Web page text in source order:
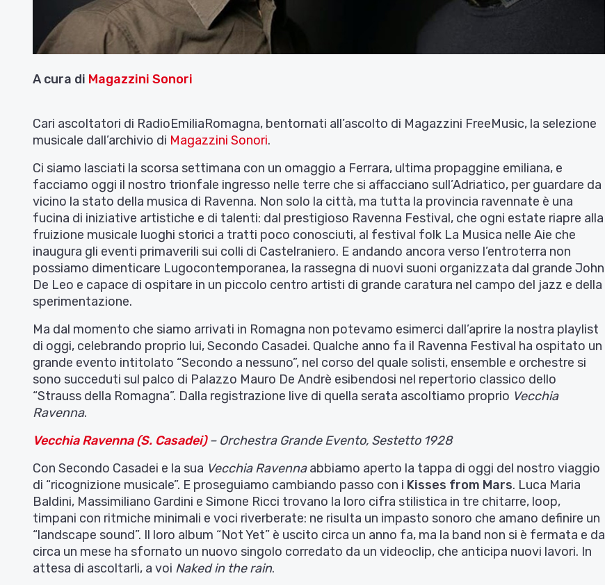
A cura di Magazzini Sonori
Cari ascoltatori di RadioEmiliaRomagna, bentornati all’ascolto di Magazzini FreeMusic, la selezione
musicale dall’archivio di Magazzini Sonori.
Ci siamo lasciati la scorsa settimana con un omaggio a Ferrara, ultima propaggine emiliana, e
facciamo oggi il nostro trionfale ingresso nelle terre che si affacciano sull’Adriatico, per guardare da
vicino la stato della musica di Ravenna. Non solo la città, ma tutta la provincia ravennate è una
fucina di iniziative artistiche e di talenti: dal prestigioso Ravenna Festival, che ogni estate riapre alla
fruizione musicale luoghi storici a tratti poco conosciuti, al festival folk La Musica nelle Aie che
inaugura gli eventi primaverili sui colli di Castelraniero. E andando ancora verso l’entroterra non
possiamo dimenticare Lugocontemporanea, la rassegna di nuovi suoni organizzata dal grande John
De Leo e capace di ospitare in un piccolo centro artisti di grande caratura nel campo del jazz e della
sperimentazione.
Ma dal momento che siamo arrivati in Romagna non potevamo esimerci dall’aprire la nostra playlist
di oggi, celebrando proprio lui, Secondo Casadei. Qualche anno fa il Ravenna Festival ha ospitato un
grande evento intitolato “Secondo a nessuno”, nel corso del quale solisti, ensemble e orchestre si
sono succeduti sul palco di Palazzo Mauro De Andrè esibendosi nel repertorio classico dello
“Strauss della Romagna”. Dalla registrazione live di quella serata ascoltiamo proprio Vecchia
Ravenna.
Vecchia Ravenna (S. Casadei)– Orchestra Grande Evento, Sestetto 1928
Con Secondo Casadei e la sua Vecchia Ravennaabbiamo aperto la tappa di oggi del nostro viaggio
di “ricognizione musicale”. E proseguiamo cambiando passo con i Kisses from Mars. Luca Maria
Baldini, Massimiliano Gardini e Simone Ricci trovano la loro cifra stilistica in tre chitarre, loop,
timpani con ritmiche minimali e voci riverberate: ne risulta un impasto sonoro che amano definire un
“landscape sound”. Il loro album “Not Yet” è uscito circa un anno fa, ma la band non si è fermata e da
circa un mese ha sfornato un nuovo singolo corredato da un videoclip, che anticipa nuovi lavori. In
attesa di ascoltarli, a voi Naked in the rain.